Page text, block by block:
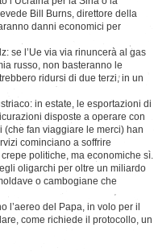
Bill Burns, direttore della
danni economici per
se l’Ue via via rinuncerà al gas
russo, non basteranno le
ridursi di due terzi, in un
in estate, le esportazioni di
disposte a operare con
(che fan viaggiare le merci) han
cominciano a soffrire
politiche, ma economiche sì.
oligarchi per oltre un miliardo
o cambogiane che
l’aereo del Papa, in volo per il
come richiede il protocollo, un